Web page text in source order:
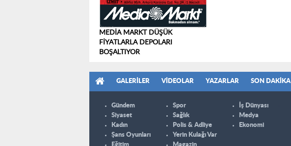
MEDİA MARKT DÜŞÜK
FİYATLARLA DEPOLARI
BOŞALTIYOR
GALERILER VIDEOLAR YAZARLAR SON DAKIKA
Gündem
Siyaset
Kadın
Şans Oyunları
Eğitim
Spor
Sağlık
Polis & Adliye
Yerin Kulağı Var
Magazin
İş Dünyası
Medya
Ekonomi